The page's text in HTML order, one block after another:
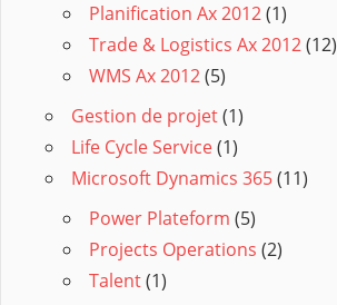
Planification Ax 2012(1)
Trade & Logistics Ax 2012(12)
WMS Ax 2012(5)
Gestion de projet(1)
Life Cycle Service(1)
Microsoft Dynamics 365(11)
Power Plateform (5)
Projects Operations (2)
Talent(1)